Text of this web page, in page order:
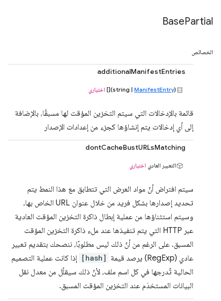
BasePartial
الخصائص
additionalManifestEntries
(string |
ManifestEntry
)[] اختياري
قائمة بالإدخالات التي سيتم التخزين المؤقت لها مسبقًا، بالإضافة
إلى أي إدخالات يتم إنشاؤها كجزء من إعدادات الإصدار
dontCacheBustURLsMatching
التعبير العادي اختياري
سيتم افتراض أنّ مواد العرض التي تتطابق مع هذا النمط يتم
تحديد إصدارها بشكل فريد من خلال عنوان URL الخاص بها،
وسيتم استثناؤها من عملية إبطال ذاكرة التخزين المؤقت العادية
عبر HTTP التي يتم تنفيذها عند ملء ذاكرة التخزين المؤقت
المسبق. على الرغم من أنّ ذلك ليس مطلوبًا، ننصحك بتقديم تعبير
عادي (RegExp) يرصد قيمة
[hash]
إذا كانت عملية التصميم
الحالية تُدرجها في كل اسم ملف، لأنّ ذلك سيقلّل من معدل نقل
البيانات المستخدَم عند التخزين المؤقت المسبق.